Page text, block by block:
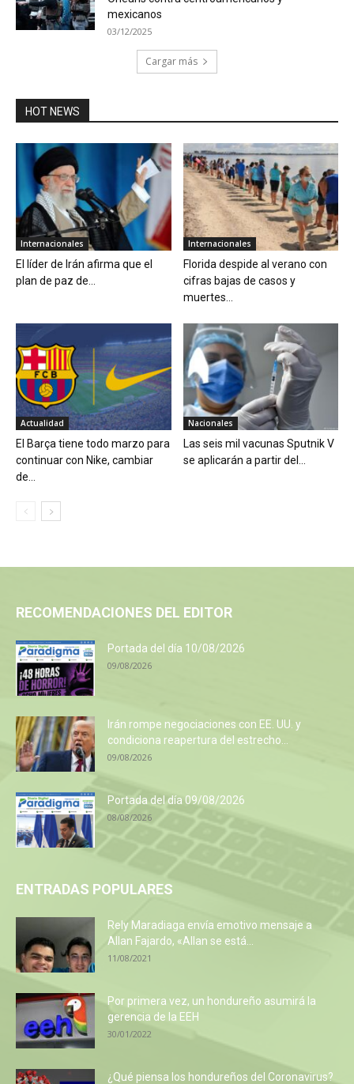
mexicanos
03/12/2025
Cargar más
HOT NEWS
Internacionales
El líder de Irán afirma que el
plan de paz de...
Internacionales
Florida despide al verano con
cifras bajas de casos y
muertes...
Actualidad
El Barça tiene todo marzo para
continuar con Nike, cambiar
de...
Nacionales
Las seis mil vacunas Sputnik V
se aplicarán a partir del...
RECOMENDACIONES DEL EDITOR
Portada del día 10/08/2026
09/08/2026
Irán rompe negociaciones con EE. UU. y
condiciona reapertura del estrecho...
09/08/2026
Portada del día 09/08/2026
08/08/2026
ENTRADAS POPULARES
Rely Maradiaga envía emotivo mensaje a
Allan Fajardo, «Allan se está...
11/08/2021
Por primera vez, un hondureño asumirá la
gerencia de la EEH
30/01/2022
¿Qué piensa los hondureños del Coronavirus?